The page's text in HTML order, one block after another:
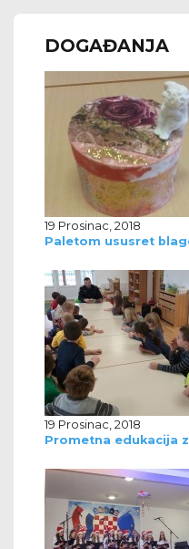
DOGAĐANJA
19 Prosinac, 2018
Paletom ususret
19 Prosinac, 2018
Prometna edukacija